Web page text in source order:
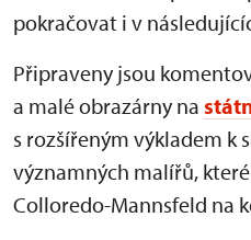
pokračovat i v
Připraveny jsou
a malé obrazárny na
s rozšířeným výkladem k
významných malířů,
Colloredo-Mannsfeld na